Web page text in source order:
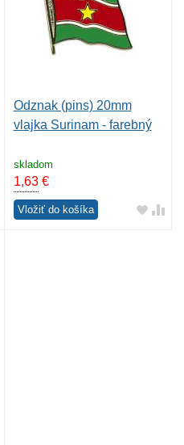
Odznak (pins) 20mm
vlajka Surinam - farebný
skladom
1,63€
Vložiť do košíka